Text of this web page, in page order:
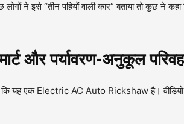
ने इसे “तीन पहियों वाली कार” बताया तो कुछ ने
और पर्यावरण-अनुकूल
यह एक Electric AC Auto Rickshaw है। वीडियो